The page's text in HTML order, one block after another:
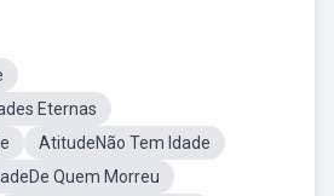
Eternas
AtitudeNão Tem Idade
Quem Morreu